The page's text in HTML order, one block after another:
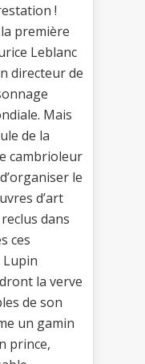
!
première
Leblanc
directeur de
Mais
de la
cambrioleur
le
d’art
dans
ces
Lupin
la verve
de son
un gamin
prince,